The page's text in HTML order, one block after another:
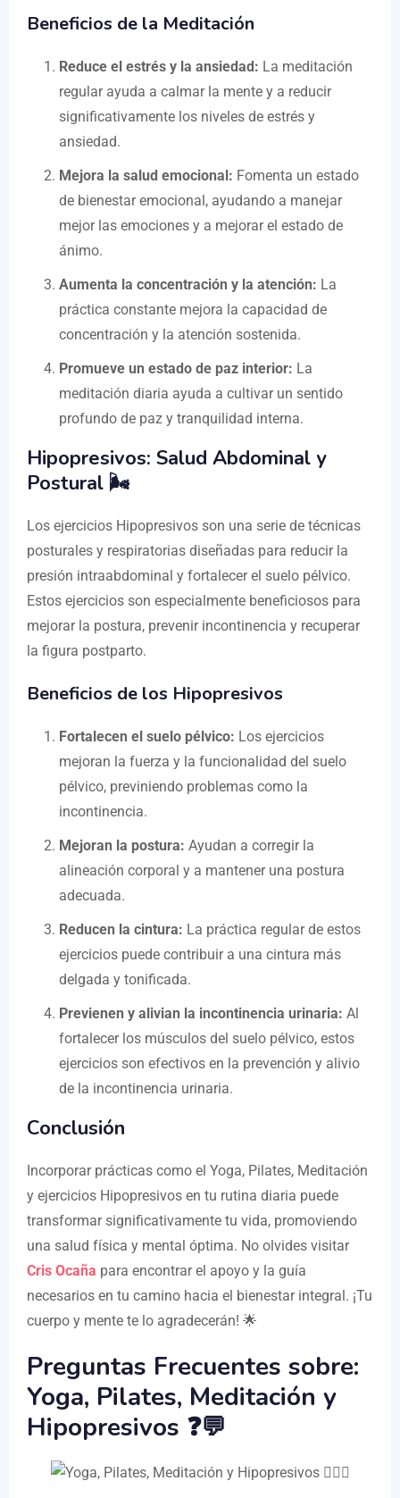
Beneficios de la Meditación
Reduce el estrés y la ansiedad: La meditación
regular ayuda a calmar la mente y a reducir
significativamente los niveles de estrés y
ansiedad.
Mejora la salud emocional: Fomenta un estado
de bienestar emocional, ayudando a manejar
mejor las emociones y a mejorar el estado de
ánimo.
Aumenta la concentración y la atención: La
práctica constante mejora la capacidad de
concentración y la atención sostenida.
Promueve un estado de paz interior: La
meditación diaria ayuda a cultivar un sentido
profundo de paz y tranquilidad interna.
Hipopresivos: Salud Abdominal y
Postural 🌬️
Los ejercicios Hipopresivos son una serie de técnicas
posturales y respiratorias diseñadas para reducir la
presión intraabdominal y fortalecer el suelo pélvico.
Estos ejercicios son especialmente beneficiosos para
mejorar la postura, prevenir incontinencia y recuperar
la figura postparto.
Beneficios de los Hipopresivos
Fortalecen el suelo pélvico: Los ejercicios
mejoran la fuerza y la funcionalidad del suelo
pélvico, previniendo problemas como la
incontinencia.
Mejoran la postura: Ayudan a corregir la
alineación corporal y a mantener una postura
adecuada.
Reducen la cintura: La práctica regular de estos
ejercicios puede contribuir a una cintura más
delgada y tonificada.
Previenen y alivian la incontinencia urinaria: Al
fortalecer los músculos del suelo pélvico, estos
ejercicios son efectivos en la prevención y alivio
de la incontinencia urinaria.
Conclusión
Incorporar prácticas como el Yoga, Pilates, Meditación
y ejercicios Hipopresivos en tu rutina diaria puede
transformar significativamente tu vida, promoviendo
una salud física y mental óptima. No olvides visitar
Cris Ocaña para encontrar el apoyo y la guía
necesarios en tu camino hacia el bienestar integral. ¡Tu
cuerpo y mente te lo agradecerán! 🌟
Preguntas Frecuentes sobre:
Yoga, Pilates, Meditación y
Hipopresivos ❓💬